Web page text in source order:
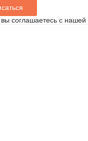
соглашаетесь с нашей